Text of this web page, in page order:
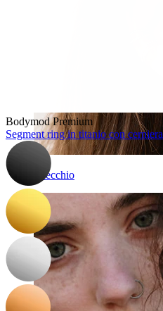
Orecchio
Bodymod Premium
Segment ring in titanio con cerniera